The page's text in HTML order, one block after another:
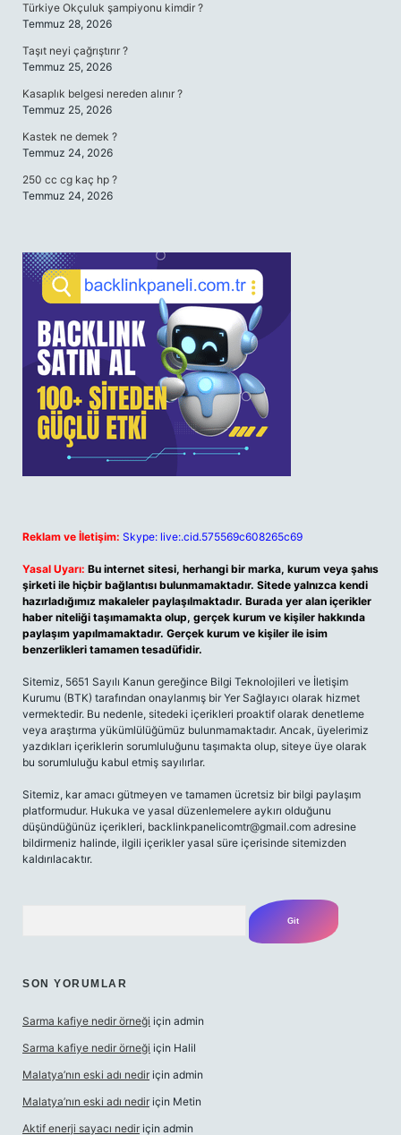
Türkiye Okçuluk şampiyonu kimdir ?
Temmuz 28, 2026
Taşıt neyi çağrıştırır ?
Temmuz 25, 2026
Kasaplık belgesi nereden alınır ?
Temmuz 25, 2026
Kastek ne demek ?
Temmuz 24, 2026
250 cc cg kaç hp ?
Temmuz 24, 2026
Reklam ve İletişim: Skype: live:.cid.575569c608265c69
Yasal Uyarı: Bu internet sitesi, herhangi bir marka, kurum veya şahıs
şirketi ile hiçbir bağlantısı bulunmamaktadır. Sitede yalnızca kendi
hazırladığımız makaleler paylaşılmaktadır. Burada yer alan içerikler
haber niteliği taşımamakta olup, gerçek kurum ve kişiler hakkında
paylaşım yapılmamaktadır. Gerçek kurum ve kişiler ile isim
benzerlikleri tamamen tesadüfidir.
Sitemiz, 5651 Sayılı Kanun gereğince Bilgi Teknolojileri ve İletişim
Kurumu (BTK) tarafından onaylanmış bir Yer Sağlayıcı olarak hizmet
vermektedir. Bu nedenle, sitedeki içerikleri proaktif olarak denetleme
veya araştırma yükümlülüğümüz bulunmamaktadır. Ancak, üyelerimiz
yazdıkları içeriklerin sorumluluğunu taşımakta olup, siteye üye olarak
bu sorumluluğu kabul etmiş sayılırlar.
Sitemiz, kar amacı gütmeyen ve tamamen ücretsiz bir bilgi paylaşım
platformudur. Hukuka ve yasal düzenlemelere aykırı olduğunu
düşündüğünüz içerikleri, backlinkpanelicomtr@gmail.com adresine
bildirmeniz halinde, ilgili içerikler yasal süre içerisinde sitemizden
kaldırılacaktır.
SON YORUMLAR
Sarma kafiye nedir örneği için admin
Sarma kafiye nedir örneği için Halil
Malatya’nın eski adı nedir için admin
Malatya’nın eski adı nedir için Metin
Aktif enerji sayacı nedir için admin